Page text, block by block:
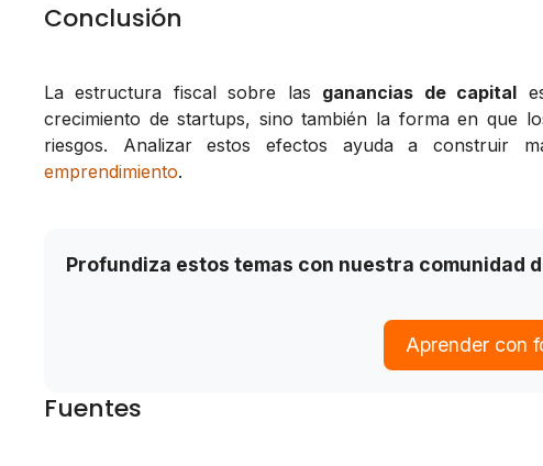
Conclusión
La estructura fiscal sobre las ganancias de capital
crecimiento de startups, sino también la forma en que
riesgos. Analizar estos efectos ayuda a construir
emprendimiento.
Profundiza estos temas con nuestra comunidad
Aprender con
Fuentes